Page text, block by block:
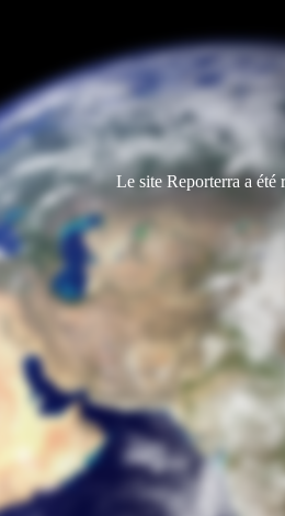
Le site Reporterra a été